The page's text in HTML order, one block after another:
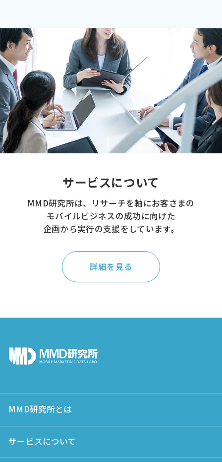
サービスについて
MMD研究所は、リサーチを軸にお客さまの
モバイルビジネスの成功に向けた
企画から実行の支援をしています。
詳細を見る
MMD研究所とは
サービスについて